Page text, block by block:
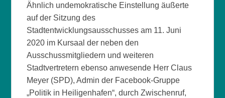
Ähnlich undemokratische Einstellung äußerte
auf der Sitzung des
Stadtentwicklungsausschusses am 11. Juni
2020 im Kursaal der neben den
Ausschussmitgliedern und weiteren
Stadtvertretern ebenso anwesende Herr Claus
Meyer (SPD), Admin der Facebook-Gruppe
„Politik in Heiligenhafen“, durch Zwischenruf,